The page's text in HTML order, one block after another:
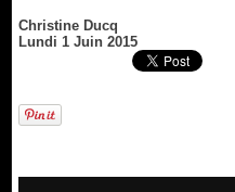
Christine Ducq
Lundi 1 Juin 2015